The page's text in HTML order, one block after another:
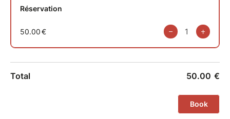
surprises !
C’est un stage à la fois profond et rempli de
Le tarif pour l’animation du stage est de 200€, nous
pouvons vous héberger les nuits de vendredi et